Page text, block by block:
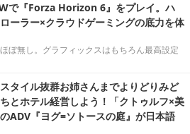
で『Forza Horizon 6』をプレイ。ハ
ーラー×クラウドゲーミングの底力を体
ぼ無し。グラフィックスはもちろん最高設定
タイル抜群お姉さんまでよりどりみど
とホテル経営しよう！「クトゥルフ×美
ADV『ヨグ=ソトースの庭』が日本語